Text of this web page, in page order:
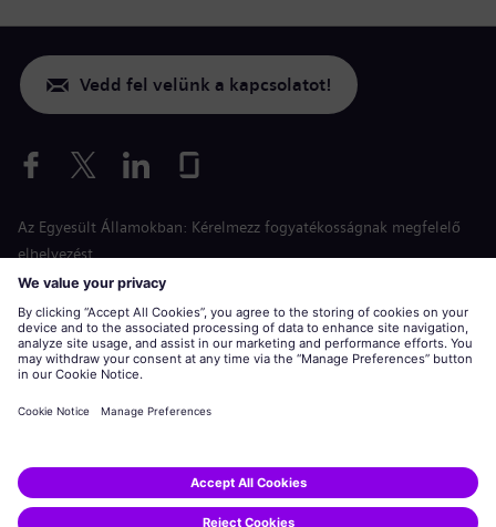
Vedd fel velünk a kapcsolatot!
Az Egyesült Államokban: Kérelmezz fogyatékosságnak megfelelő
elhelyezést
Esélyegyenlőség a jelentkezés során
siemens-energy.comGlobális weboldal
Vállalati információk
Adatvédelmi nyilatkozat
Siemens Energy a Siemens AG bejegyzett védjegye.